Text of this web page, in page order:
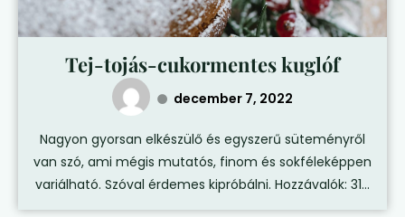
Tej-tojás-cukormentes kuglóf
december 7, 2022
Nagyon gyorsan elkészülő és egyszerű süteményről
van szó, ami mégis mutatós, finom és sokféleképpen
variálható. Szóval érdemes kipróbálni. Hozzávalók: 31...